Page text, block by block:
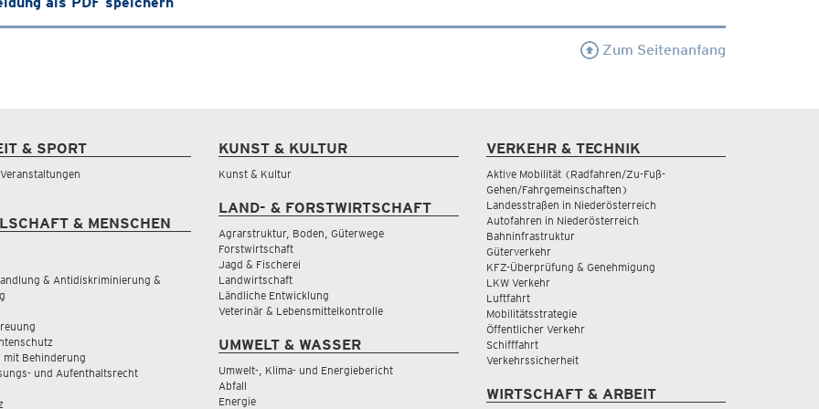
Zum Seitenanfang
& SPORT
& MENSCHEN
& Antidiskriminierung &
mit Behinderung
und Aufenthaltsrecht
KUNST & KULTUR
Kunst & Kultur
LAND- & FORSTWIRTSCHAFT
Agrarstruktur, Boden, Güterwege
Forstwirtschaft
Jagd & Fischerei
Landwirtschaft
Ländliche Entwicklung
Veterinär & Lebensmittelkontrolle
UMWELT & WASSER
Umwelt-, Klima- und Energiebericht
Abfall
Energie
VERKEHR & TECHNIK
Aktive Mobilität (Radfahren/Zu-Fuß-
Gehen/Fahrgemeinschaften)
Landesstraßen in Niederösterreich
Autofahren in Niederösterreich
Bahninfrastruktur
Güterverkehr
KFZ-Überprüfung & Genehmigung
LKW Verkehr
Luftfahrt
Mobilitätsstrategie
Öffentlicher Verkehr
Schifffahrt
Verkehrssicherheit
WIRTSCHAFT & ARBEIT